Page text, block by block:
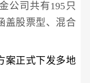
公司共有195只
盖股票型、混合
案正式下发多地